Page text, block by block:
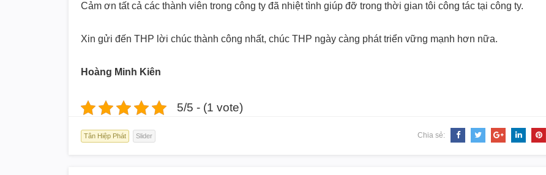
Cảm ơn tất cả các thành viên trong công ty đã nhiệt tình giúp đỡ trong thời gian tôi công tác tại công ty.
Xin gửi đến THP lời chúc thành công nhất, chúc THP ngày càng phát triển vững mạnh hơn nữa.
Hoàng Minh Kiên
5/5 - (1 vote)
Tân Hiệp Phát Slider Chia sẻ: